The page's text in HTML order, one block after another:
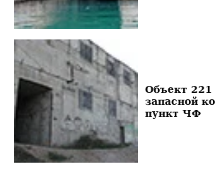
Объект
запасной
пункт ЧФ